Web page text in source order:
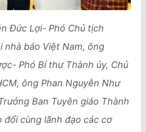
Đức Lợi- Phó Chủ tịch
nhà báo Việt Nam, ông
Phó Bí thư Thành ủy, Chủ
ông Phan Nguyễn Như
Ban Tuyên giáo Thành
đổi cùng lãnh đạo các cơ